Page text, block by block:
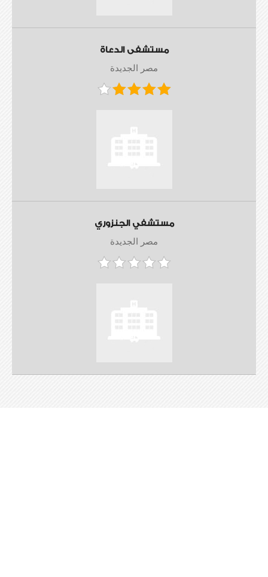
مستشفى الدعاة
مصر الجديدة
مستشفي الجنزوري
مصر الجديدة